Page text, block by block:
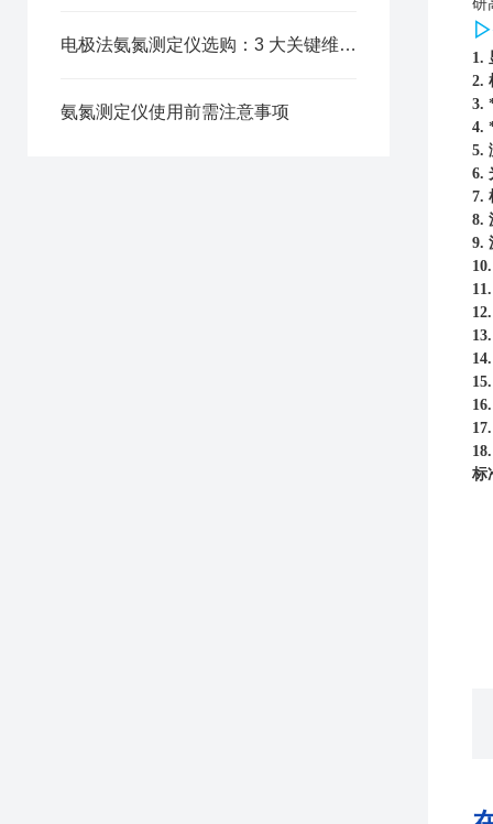
电极法氨氮测定仪选购：3 大关键维度，适配多场景检测需求
氨氮测定仪使用前需注意事项
研
▷
1.
2.
3.
4.
5.
6.
7.
8.
9.
标